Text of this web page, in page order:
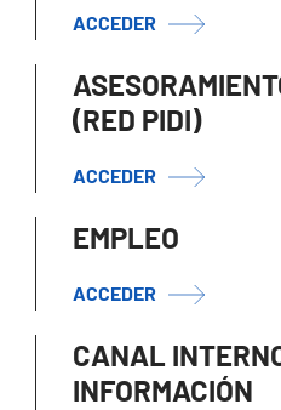
ACCEDER
(RED PIDI)
ACCEDER
EMPLEO
ACCEDER
CANAL
INFORMACIÓN